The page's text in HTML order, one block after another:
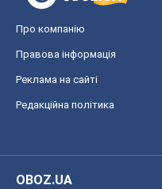
Про компанію
Правова інформація
Реклама на сайті
Редакційна політика
OBOZ.UA